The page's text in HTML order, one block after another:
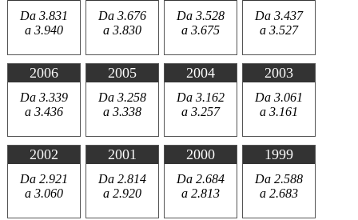
Da 3.831
a 3.940
Da 3.676
a 3.830
Da 3.528
a 3.675
Da 3.437
a 3.527
2006
Da 3.339
a 3.436
2005
Da 3.258
a 3.338
2004
Da 3.162
a 3.257
2003
Da 3.061
a 3.161
2002
Da 2.921
a 3.060
2001
Da 2.814
a 2.920
2000
Da 2.684
a 2.813
1999
Da 2.588
a 2.683